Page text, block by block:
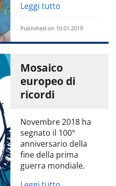
Leggi tutto
Published on 10.01.2019
Mosaico
europeo di
ricordi
Novembre 2018 ha
segnato il 100°
anniversario della
fine della prima
guerra mondiale.